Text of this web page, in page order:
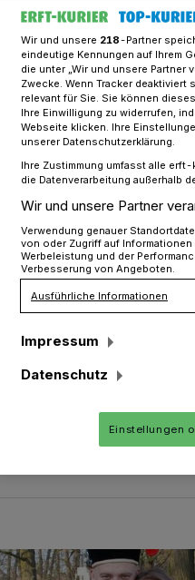
des Heimatverein
ist wieder so weit: In
Vom 1. bis 3.
I. und ihr
die
Wir und unsere 218-Partner
eindeutige Kennungen auf Ihrem
die unter „Wir und unsere Partner
Zwecke. Wenn Tracker
relevant für Sie. Sie können
Ihre Einwilligung zu widerrufen,
Webseite klicken. Ihre
unserer Datenschutzerklärung.
Ihre Zustimmung umfasst alle
die Datenverarbeitung außerhalb
Wir und unsere Partner
Verwendung genauer
von oder Zugriff auf
Werbeleistung und der
Verbesserung von Angeboten.
Ausführliche Informationen
Impressum
Datenschutz
Einstellungen